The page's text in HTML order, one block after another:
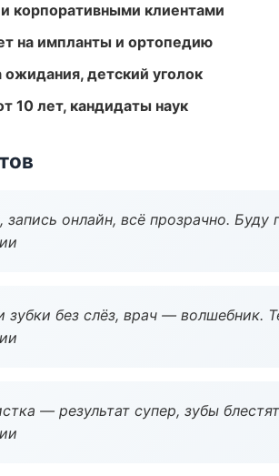
корпоративными клиентами
на импланты и ортопедию
детский уголок
10 лет, кандидаты наук
онлайн, всё прозрачно.
зубки без слёз, врач — волшебник.
— результат супер, зубы